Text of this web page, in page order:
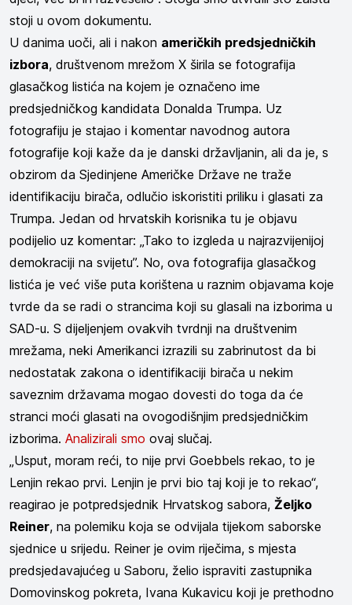
stoji u ovom dokumentu.
U danima uoči, ali i nakon američkih predsjedničkih
izbora, društvenom mrežom X širila se fotografija
glasačkog listića na kojem je označeno ime
predsjedničkog kandidata Donalda Trumpa. Uz
fotografiju je stajao i komentar navodnog autora
fotografije koji kaže da je danski državljanin, ali da je, s
obzirom da Sjedinjene Američke Države ne traže
identifikaciju birača, odlučio iskoristiti priliku i glasati za
Trumpa. Jedan od hrvatskih korisnika tu je objavu
podijelio uz komentar: „Tako to izgleda u najrazvijenijoj
demokraciji na svijetu”. No, ova fotografija glasačkog
listića je već više puta korištena u raznim objavama koje
tvrde da se radi o strancima koji su glasali na izborima u
SAD-u. S dijeljenjem ovakvih tvrdnji na društvenim
mrežama, neki Amerikanci izrazili su zabrinutost da bi
nedostatak zakona o identifikaciji birača u nekim
saveznim državama mogao dovesti do toga da će
stranci moći glasati na ovogodišnjim predsjedničkim
izborima. Analizirali smo ovaj slučaj.
„Usput, moram reći, to nije prvi Goebbels rekao, to je
Lenjin rekao prvi. Lenjin je prvi bio taj koji je to rekao“,
reagirao je potpredsjednik Hrvatskog sabora, Željko
Reiner, na polemiku koja se odvijala tijekom saborske
sjednice u srijedu. Reiner je ovim riječima, s mjesta
predsjedavajućeg u Saboru, želio ispraviti zastupnika
Domovinskog pokreta, Ivana Kukavicu koji je prethodno